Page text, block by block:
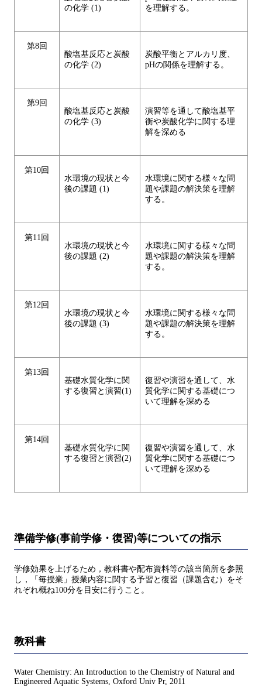
の化学 (1)
を理解する。
第8回
酸塩基反応と炭酸
の化学 (2)
炭酸平衡とアルカリ度、
pHの関係を理解する。
第9回
酸塩基反応と炭酸
の化学 (3)
演習等を通して酸塩基平
衡や炭酸化学に関する理
解を深める
第10回
水環境の現状と今
後の課題 (1)
水環境に関する様々な問
題や課題の解決策を理解
する。
第11回
水環境の現状と今
後の課題 (2)
水環境に関する様々な問
題や課題の解決策を理解
する。
第12回
水環境の現状と今
後の課題 (3)
水環境に関する様々な問
題や課題の解決策を理解
する。
第13回
基礎水質化学に関
する復習と演習(1)
復習や演習を通して、水
質化学に関する基礎につ
いて理解を深める
第14回
基礎水質化学に関
する復習と演習(2)
復習や演習を通して、水
質化学に関する基礎につ
いて理解を深める
準備学修(事前学修・復習)等についての指示
学修効果を上げるため，教科書や配布資料等の該当箇所を参照
し，「毎授業」授業内容に関する予習と復習（課題含む）をそ
れぞれ概ね100分を目安に行うこと。
教科書
Water Chemistry: An Introduction to the Chemistry of Natural and
Engineered Aquatic Systems, Oxford Univ Pr, 2011